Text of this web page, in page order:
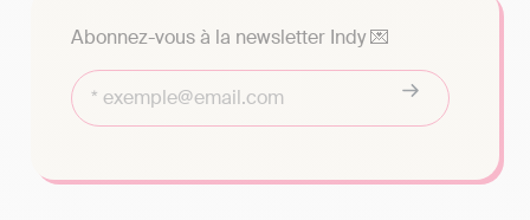
Abonnez-vous à la newsletter Indy 💌